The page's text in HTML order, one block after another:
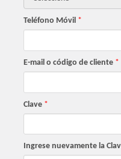
Teléfono Móvil *
E-mail o código de cliente *
Clave *
Ingrese nuevamente la